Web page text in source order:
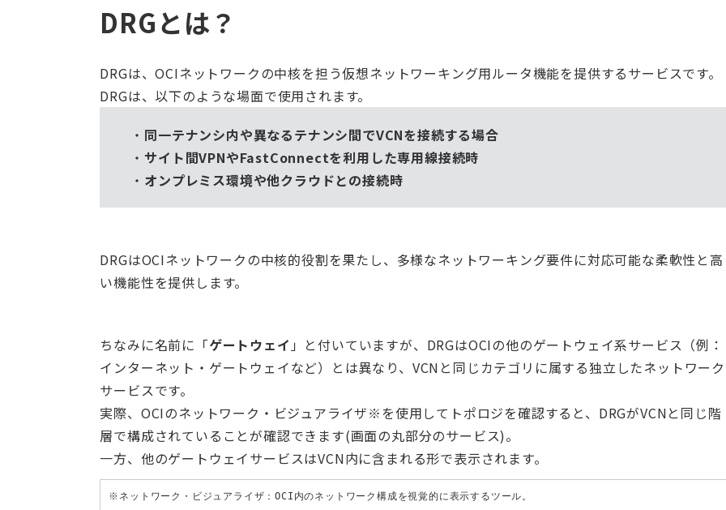
DRGとは？
DRGは、OCIネットワークの中核を担う仮想ネットワーキング用ルータ機能を提供するサービスです。
DRGは、以下のような場面で使用されます。
同一テナンシ内や異なるテナンシ間でVCNを接続する場合
サイト間VPNやFastConnectを利用した専用線接続時
オンプレミス環境や他クラウドとの接続時
DRGはOCIネットワークの中核的役割を果たし、多様なネットワーキング要件に対応可能な柔軟性と高
い機能性を提供します。
ちなみに名前に「ゲートウェイ 」と付いていますが、DRGはOCIの他のゲートウェイ系サービス（例：
インターネット・ゲートウェイなど）とは異なり、VCNと同じカテゴリに属する独立したネットワーク
サービスです。
実際、OCIのネットワーク・ビジュアライザ※を使用してトポロジを確認すると、DRGがVCNと同じ階
層で構成されていることが確認できます(画面の丸部分のサービス)。
一方、他のゲートウェイサービスはVCN内に含まれる形で表示されます。
※ネットワーク・ビジュアライザ：OCI内のネットワーク構成を視覚的に表示するツール。